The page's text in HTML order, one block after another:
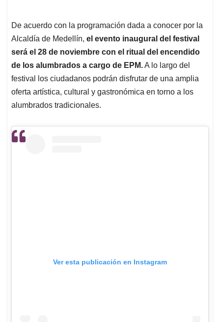
De acuerdo con la programación dada a conocer por la
Alcaldía de Medellín, el evento inaugural del festival
será el 28 de noviembre con el ritual del encendido
de los alumbrados a cargo de EPM.A lo largo del
festival los ciudadanos podrán disfrutar de una amplia
oferta artística, cultural y gastronómica en torno a los
alumbrados tradicionales.
Ver esta publicación en Instagram